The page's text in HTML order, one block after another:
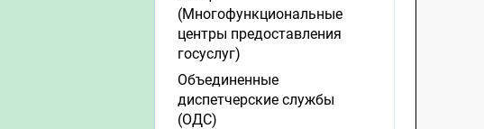
(Многофункциональные
центры предоставления
госуслуг)
Объединенные
диспетчерские службы
(ОДС)